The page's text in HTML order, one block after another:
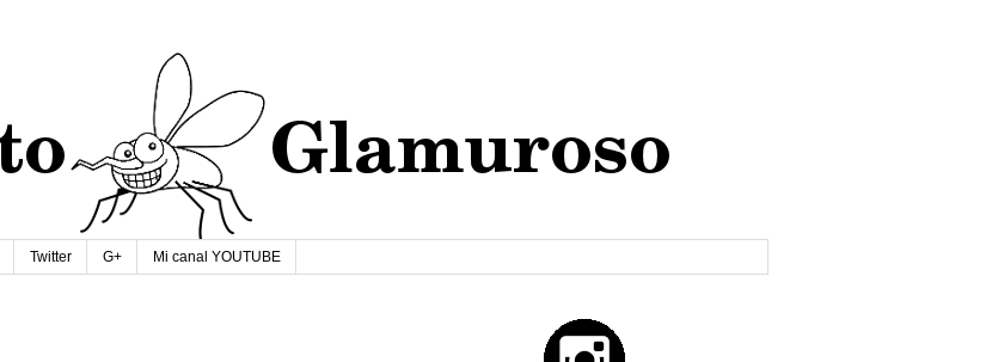
Twitter G+ Mi canal YOUTUBE